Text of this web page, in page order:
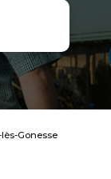
Gonesse